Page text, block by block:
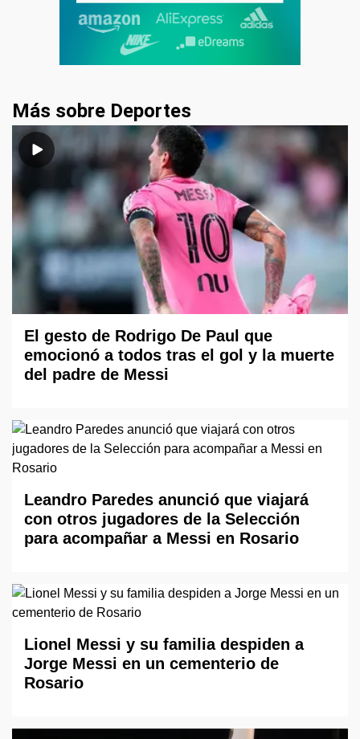
Más sobre Deportes
El gesto de Rodrigo De Paul que
emocionó a todos tras el gol y la muerte
del padre de Messi
Leandro Paredes anunció que viajará
con otros jugadores de la Selección
para acompañar a Messi en Rosario
Lionel Messi y su familia despiden a
Jorge Messi en un cementerio de
Rosario